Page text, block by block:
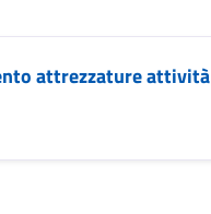
attrezzature attività